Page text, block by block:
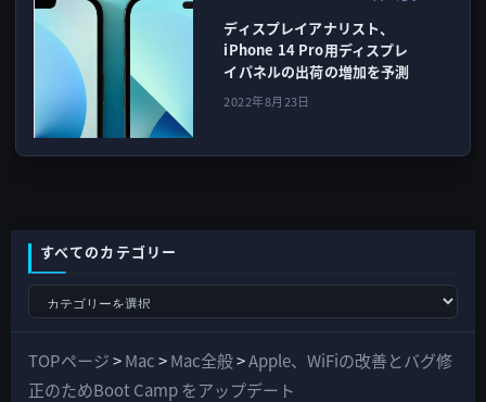
ディスプレイアナリスト、
iPhone 14 Pro用ディスプレ
イパネルの出荷の増加を予測
2022年8月23日
すべてのカテゴリー
て
の
TOPページ>Mac>Mac全般>Apple、WiFiの改善とバグ修
正のためBoot Camp をアップデート